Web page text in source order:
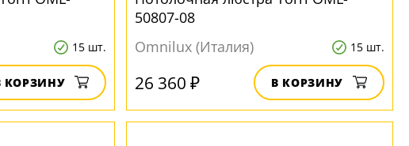
15 шт.
КОРЗИНУ
50807-08
Omnilux (Италия)
15 шт.
26 360 ₽ В КОРЗИНУ